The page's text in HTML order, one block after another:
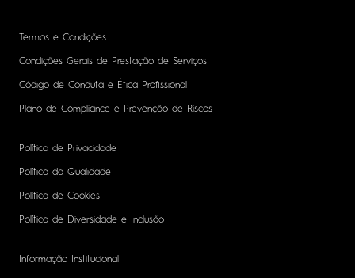
Termos e Condições
Condições Gerais de Prestação de Serviços
Código de Conduta e Ética Profissional
Plano de Compliance e Prevenção de Riscos
Política de Privacidade
Política da Qualidade
Política de Cookies
Política de Diversidade e Inclusão
Informação Institucional